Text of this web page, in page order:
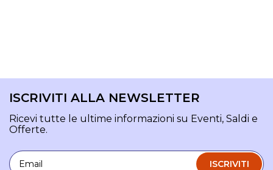
ISCRIVITI ALLA NEWSLETTER
Ricevi tutte le ultime informazioni su Eventi, Saldi e
Offerte.
Email
ISCRIVITI